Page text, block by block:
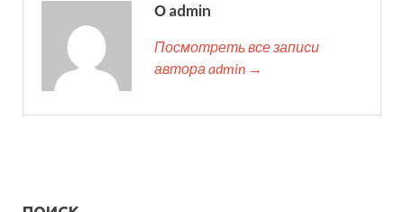
О admin
Посмотреть все записи
автора admin →